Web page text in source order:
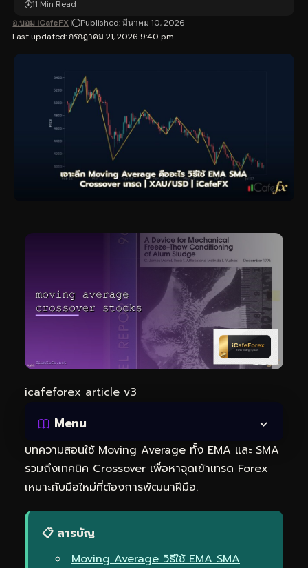
Last updated: กรกฎาคม 21, 2026 9:40 pm
อ.บอม iCafeFX Published: มีนาคม 10, 2026
11 Min Read
icafeforex article v3
Menu
บทความสอนใช้ Moving Average ทั้ง EMA และ SMA
รวมถึงเทคนิค Crossover เพื่อหาจุดเข้าเทรด Forex
เหมาะกับมือใหม่ที่ต้องการพัฒนาฝีมือ.
📋 สารบัญ
Moving Average วิธีใช้ EMA SMA